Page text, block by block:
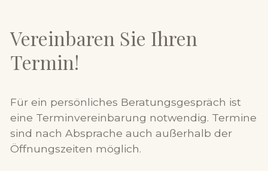
Vereinbaren Sie Ihren
Termin!
Für ein persönliches Beratungsgespräch ist
eine Terminvereinbarung notwendig. Termine
sind nach Absprache auch außerhalb der
Öffnungszeiten möglich.